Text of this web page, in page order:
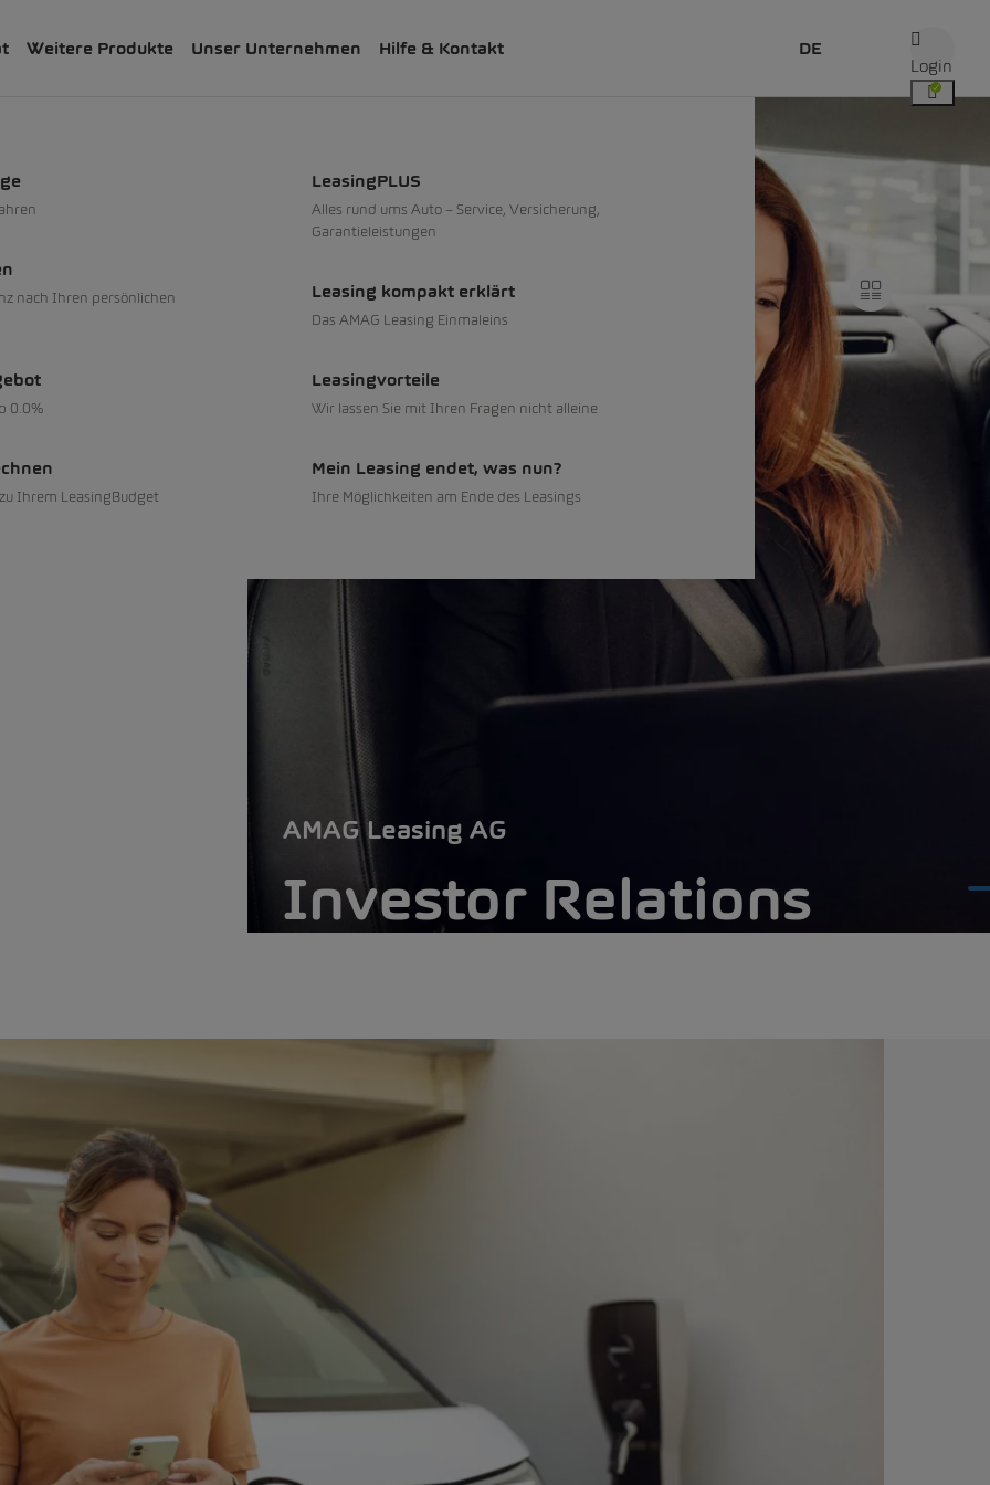
Weitere Produkte Unser Unternehmen Hilfe & Kontakt
nach Ihren persönlichen
0.0%
Ihrem LeasingBudget
LeasingPLUS
Alles rund ums Auto – Service, Versicherung,
Garantieleistungen
Leasing kompakt erklärt
Das AMAG Leasing Einmaleins
Leasingvorteile
Wir lassen Sie mit Ihren Fragen nicht alleine
Mein Leasing endet, was nun?
Ihre Möglichkeiten am Ende des Leasings
DE
Login
AMAG Leasing AG
Investor Relations